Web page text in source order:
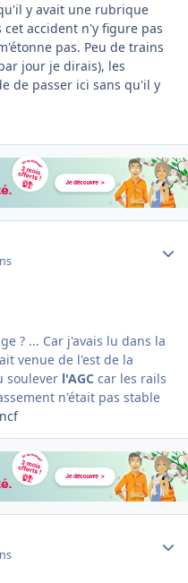
y avait une rubrique
cet accident n'y figure pas
pas. Peu de trains
jour je dirais), les
de passer ici sans qu'il y
? ... Car j'avais lu dans la
venue de l'est de la
soulever l'AGC car les rails
n'était pas stable